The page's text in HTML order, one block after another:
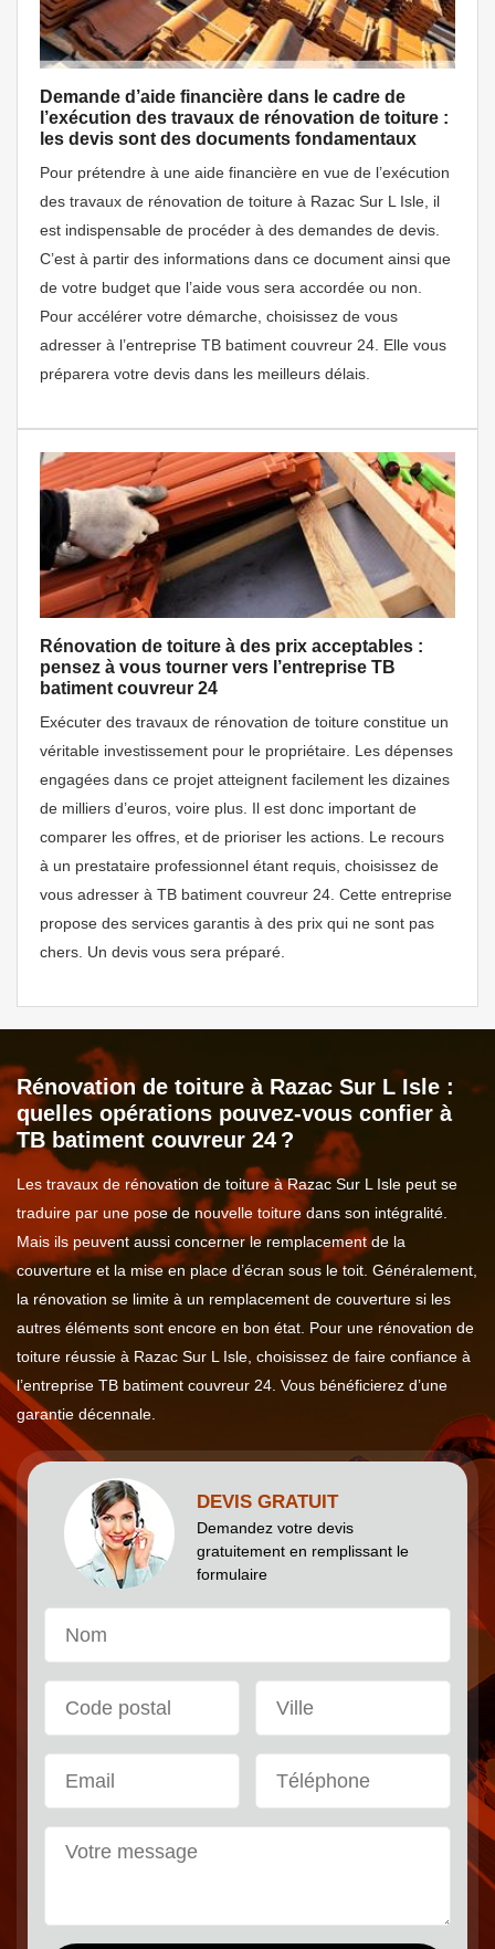
Demande d’aide financière dans le cadre de
l’exécution des travaux de rénovation de toiture :
les devis sont des documents fondamentaux
Pour prétendre à une aide financière en vue de l’exécution
des travaux de rénovation de toiture à Razac Sur L Isle, il
est indispensable de procéder à des demandes de devis.
C’est à partir des informations dans ce document ainsi que
de votre budget que l’aide vous sera accordée ou non.
Pour accélérer votre démarche, choisissez de vous
adresser à l’entreprise TB batiment couvreur 24. Elle vous
préparera votre devis dans les meilleurs délais.
Rénovation de toiture à des prix acceptables :
pensez à vous tourner vers l’entreprise TB
batiment couvreur 24
Exécuter des travaux de rénovation de toiture constitue un
véritable investissement pour le propriétaire. Les dépenses
engagées dans ce projet atteignent facilement les dizaines
de milliers d’euros, voire plus. Il est donc important de
comparer les offres, et de prioriser les actions. Le recours
à un prestataire professionnel étant requis, choisissez de
vous adresser à TB batiment couvreur 24. Cette entreprise
propose des services garantis à des prix qui ne sont pas
chers. Un devis vous sera préparé.
Rénovation de toiture à Razac Sur L Isle :
quelles opérations pouvez-vous confier à
TB batiment couvreur 24 ?
Les travaux de rénovation de toiture à Razac Sur L Isle peut se
traduire par une pose de nouvelle toiture dans son intégralité.
Mais ils peuvent aussi concerner le remplacement de la
couverture et la mise en place d’écran sous le toit. Généralement,
la rénovation se limite à un remplacement de couverture si les
autres éléments sont encore en bon état. Pour une rénovation de
toiture réussie à Razac Sur L Isle, choisissez de faire confiance à
l’entreprise TB batiment couvreur 24. Vous bénéficierez d’une
garantie décennale.
DEVIS GRATUIT
Demandez votre devis
gratuitement en remplissant le
formulaire